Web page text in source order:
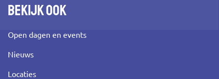
Bekijk ook
Open dagen en events
Nieuws
Locaties